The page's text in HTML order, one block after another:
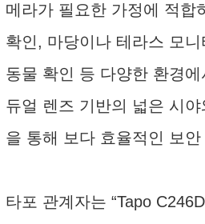
메라가 필요한 가정에 적합
확인, 마당이나 테라스 모
동물 확인 등 다양한 환경
듀얼 렌즈 기반의 넓은 시
을 통해 보다 효율적인 보
타포 관계자는 “Tapo